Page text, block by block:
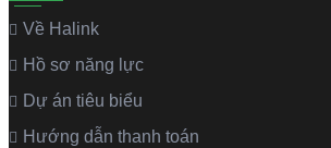
Về Halink
Hồ sơ năng lực
Dự án tiêu biểu
Hướng dẫn thanh toán